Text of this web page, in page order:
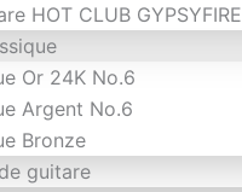
HOT CLUB GYPSYFIRE
Or 24K No.6
Argent No.6
Bronze
guitare